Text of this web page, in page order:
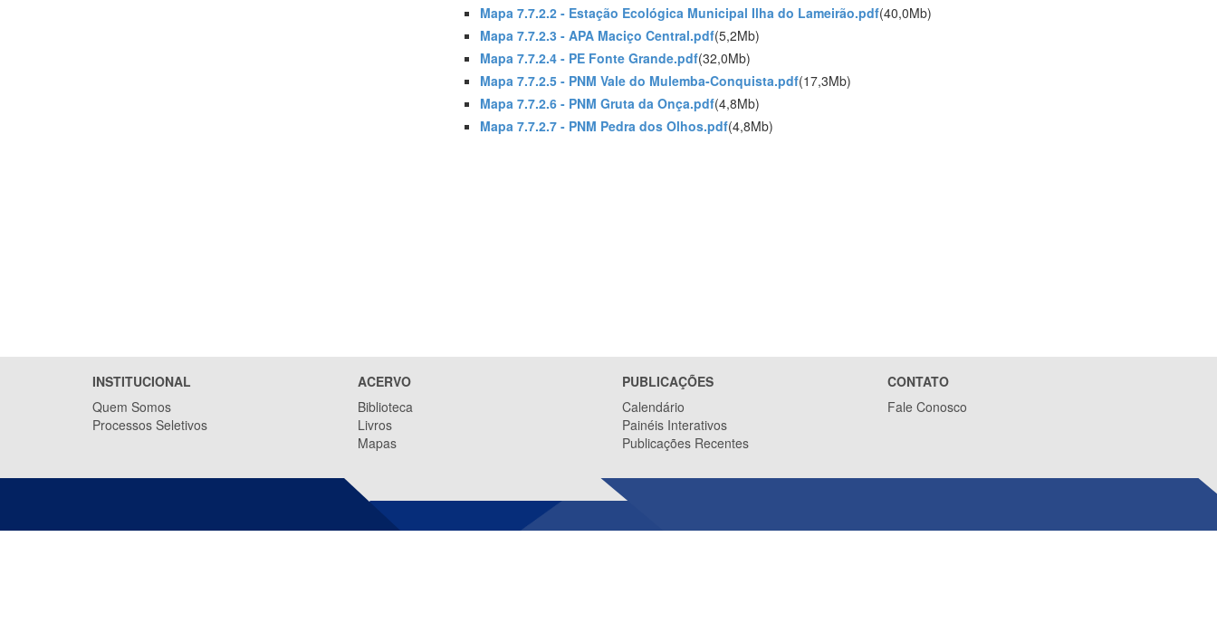
Mapa 7.7.2.2 - Estação Ecológica Municipal Ilha do Lameirão.pdf(40,0Mb)
Mapa 7.7.2.3 - APA Maciço Central.pdf(5,2Mb)
Mapa 7.7.2.4 - PE Fonte Grande.pdf(32,0Mb)
Mapa 7.7.2.5 - PNM Vale do Mulemba-Conquista.pdf(17,3Mb)
Mapa 7.7.2.6 - PNM Gruta da Onça.pdf(4,8Mb)
Mapa 7.7.2.7 - PNM Pedra dos Olhos.pdf(4,8Mb)
INSTITUCIONAL
Quem Somos
Processos Seletivos
ACERVO
Biblioteca
Livros
Mapas
PUBLICAÇÕES
Calendário
Painéis Interativos
Publicações Recentes
CONTATO
Fale Conosco